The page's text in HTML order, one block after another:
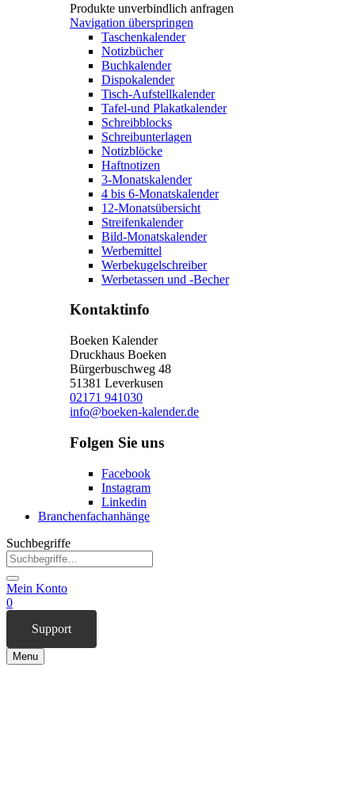
Produkte unverbindlich anfragen
Navigation überspringen
Taschenkalender
Notizbücher
Buchkalender
Dispokalender
Tisch-Aufstellkalender
Tafel-und Plakatkalender
Schreibblocks
Schreibunterlagen
Notizblöcke
Haftnotizen
3-Monatskalender
4 bis 6-Monatskalender
12-Monatsübersicht
Streifenkalender
Bild-Monatskalender
Werbemittel
Werbekugelschreiber
Werbetassen und -Becher
Kontaktinfo
Boeken Kalender
Druckhaus Boeken
Bürgerbuschweg 48
51381 Leverkusen
02171 941030
info@boeken-kalender.de
Folgen Sie uns
Facebook
Instagram
Linkedin
Branchenfachanhänge
Suchbegriffe
Mein Konto
0
Support
Menu